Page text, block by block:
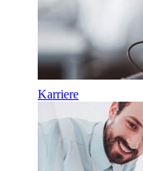
Karriere